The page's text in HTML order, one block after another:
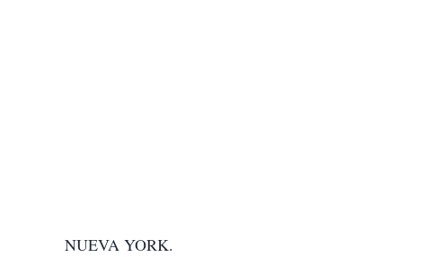
NUEVA YORK.